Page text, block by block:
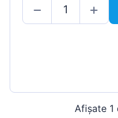
Afișate 1